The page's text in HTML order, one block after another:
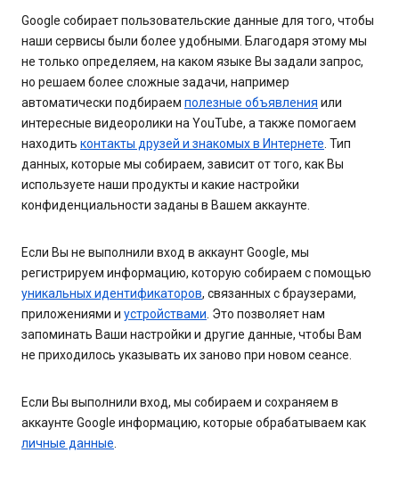
Google собирает пользовательские данные для того, чтобы
наши сервисы были более удобными. Благодаря этому мы
не только определяем, на каком языке Вы задали запрос,
но решаем более сложные задачи, например
автоматически подбираем полезные объявления или
интересные видеоролики на YouTube, а также помогаем
находить контакты друзей и знакомых в Интернете. Тип
данных, которые мы собираем, зависит от того, как Вы
используете наши продукты и какие настройки
конфиденциальности заданы в Вашем аккаунте.
Если Вы не выполнили вход в аккаунт Google, мы
регистрируем информацию, которую собираем с помощью
уникальных идентификаторов, связанных с браузерами,
приложениями и устройствами. Это позволяет нам
запоминать Ваши настройки и другие данные, чтобы Вам
не приходилось указывать их заново при новом сеансе.
Если Вы выполнили вход, мы собираем и сохраняем в
аккаунте Google информацию, которые обрабатываем как
личные данные.